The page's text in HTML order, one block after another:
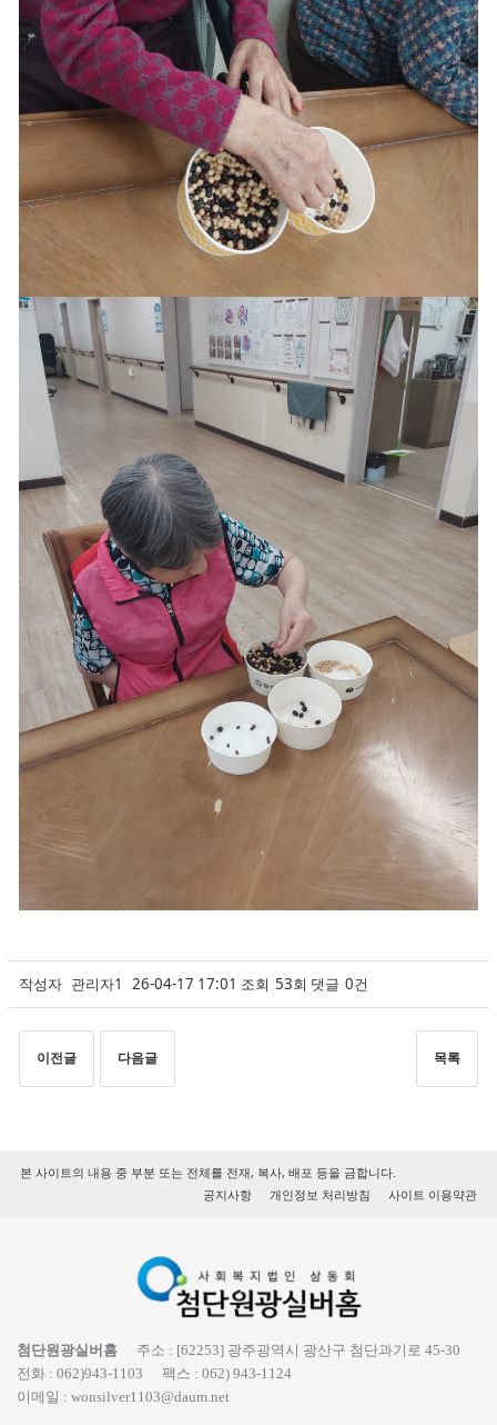
작성자 관리자1 26-04-17 17:01 조회 53회 댓글 0건
이전글 다음글 목록
본 사이트의 내용 중 부분 또는 전체를 전재, 복사, 배포 등을 금합니다.
사이트 이용약관
개인정보 처리방침
공지사항
첨단원광실버홈 주소 : [62253] 광주광역시 광산구 첨단과기로 45-30
전화 : 062)943-1103 팩스 : 062) 943-1124
이메일 : wonsilver1103@daum.net